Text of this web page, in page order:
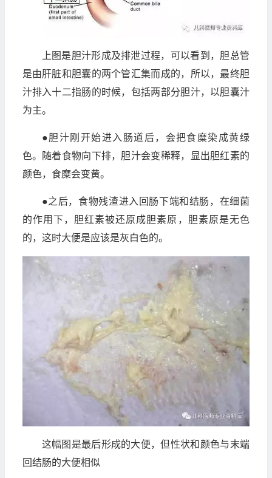
上图是胆汁形成及排泄过程，可以看到，胆总管
是由肝脏和胆囊的两个管汇集而成的，所以，最终胆
汁排入十二指肠的时候，包括两部分胆汁，以胆囊汁
为主。
●胆汁刚开始进入肠道后，会把食糜染成黄绿
色。随着食物向下排，胆汁会变稀释，显出胆红素的
颜色，食糜会变黄。
●之后，食物残渣进入回肠下端和结肠，在细菌
的作用下，胆红素被还原成胆素原，胆素原是无色
的，这时大便是应该是灰白色的。
这幅图是最后形成的大便，但性状和颜色与末端
回结肠的大便相似